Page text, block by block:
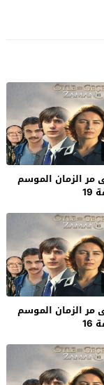
الزمان الموسم
الزمان الموسم